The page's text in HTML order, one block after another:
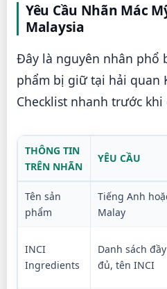
Yêu Cầu Nhãn Mác
Malaysia
Đây là nguyên nhân phổ
phẩm bị giữ tại hải quan
Checklist nhanh trước khi
THÔNG TIN
TRÊN NHÃN
YÊU CẦU
Tên sản
phẩm
Tiếng Anh
Malay
INCI
Ingredients
Danh sách đầy
đủ, tên INCI